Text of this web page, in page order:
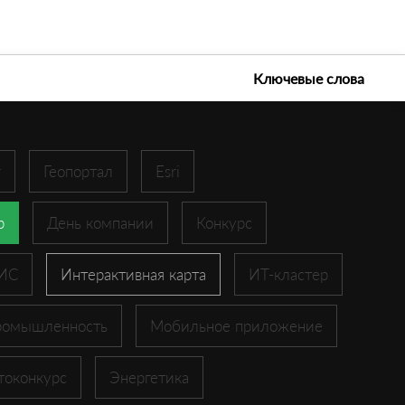
Ключевые слова
Геопортал Esri
День компании Конкурс
Интерактивная карта ИТ-кластер
Мобильное приложение
Энергетика